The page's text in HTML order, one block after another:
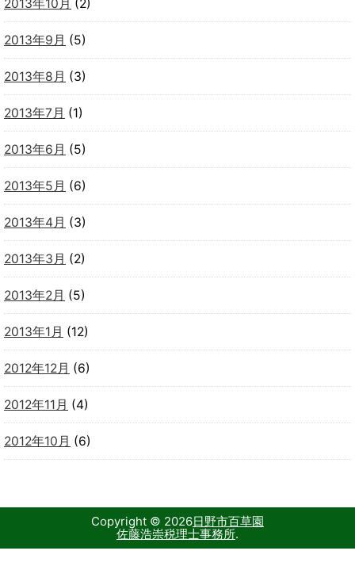
2013年10月 (2)
2013年9月 (5)
2013年8月 (3)
2013年7月 (1)
2013年6月 (5)
2013年5月 (6)
2013年4月 (3)
2013年3月 (2)
2013年2月 (5)
2013年1月 (12)
2012年12月 (6)
2012年11月 (4)
2012年10月 (6)
Copyright © 2026日野市百草園
佐藤浩崇税理士事務所.